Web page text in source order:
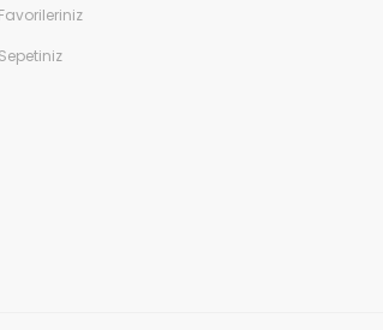
Favorileriniz
Sepetiniz